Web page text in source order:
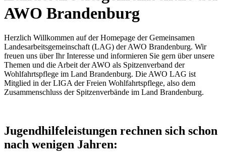
AWO Brandenburg
Herzlich Willkommen auf der Homepage der Gemeinsamen
Landesarbeitsgemeinschaft (LAG) der AWO Brandenburg. Wir
freuen uns über Ihr Interesse und informieren Sie gern über unsere
Themen und die Arbeit der AWO als Spitzenverband der
Wohlfahrtspflege im Land Brandenburg. Die AWO LAG ist
Mitglied in der LIGA der Freien Wohlfahrtspflege, also dem
Zusammenschluss der Spitzenverbände im Land Brandenburg.
Jugendhilfeleistungen rechnen sich schon
nach wenigen Jahren: